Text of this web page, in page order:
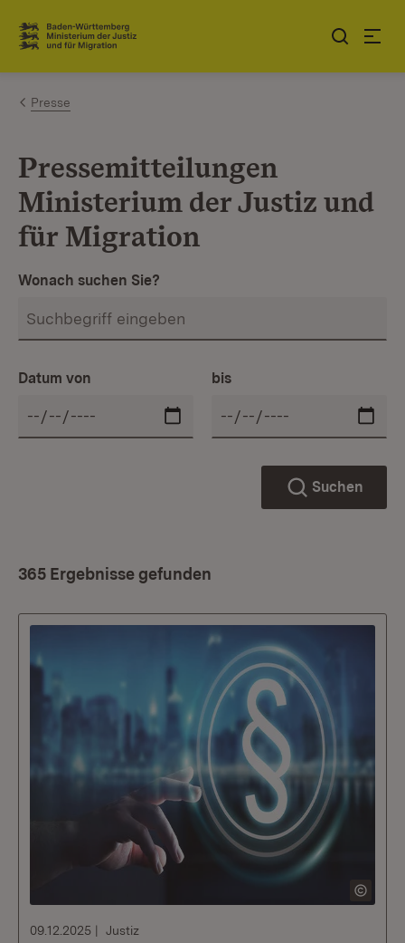
Zum Inhalt springen
Link zur Startseite
Presse
Pressemitteilungen
Ministerium der Justiz und
für Migration
Wonach suchen Sie?
Datum von bis
Suchen
365 Ergebnisse gefunden
09.12.2025 Justiz